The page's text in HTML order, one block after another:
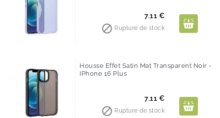
Prix
7.11 €
 Rupture de stock
Housse Effet Satin Mat Transparent Noir -
IPhone 16 Plus
Prix
7.11 €
 Rupture de stock